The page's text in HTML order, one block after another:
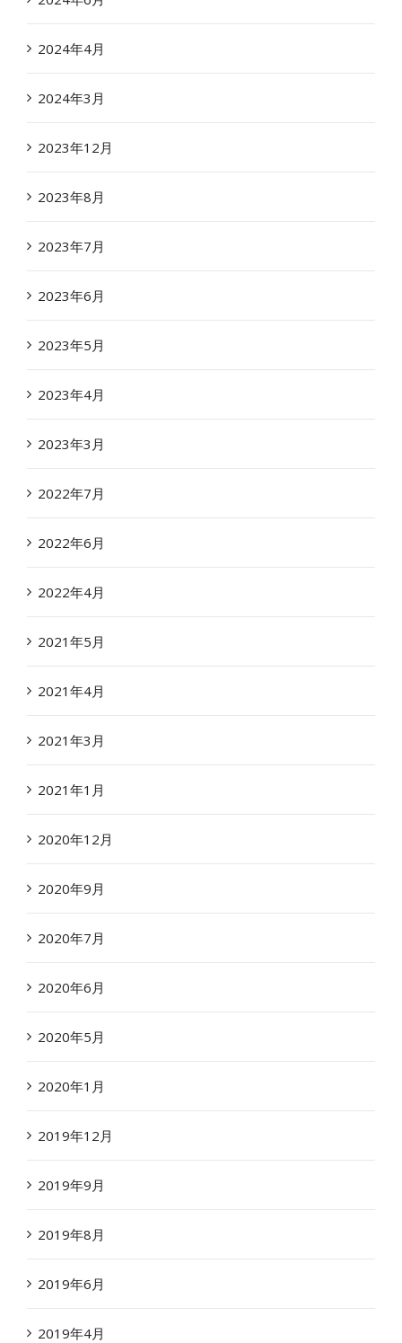
2024年4月
2024年3月
2023年12月
2023年8月
2023年7月
2023年6月
2023年5月
2023年4月
2023年3月
2022年7月
2022年6月
2022年4月
2021年5月
2021年4月
2021年3月
2021年1月
2020年12月
2020年9月
2020年7月
2020年6月
2020年5月
2020年1月
2019年12月
2019年9月
2019年8月
2019年6月
2019年4月